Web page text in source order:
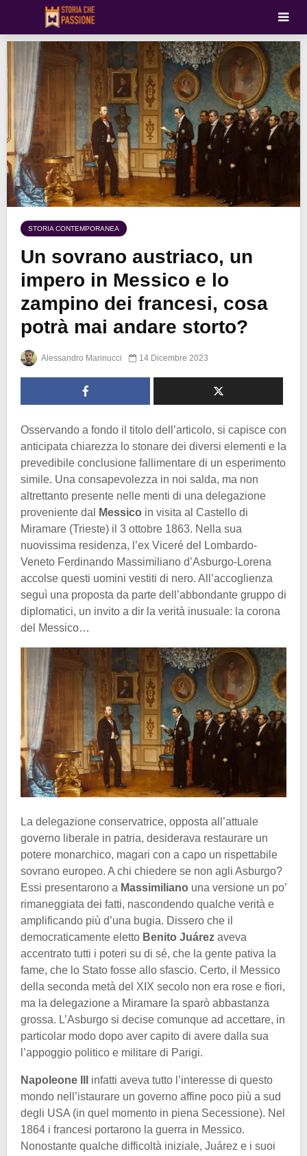
STORIA CONTEMPORANEA
Un sovrano austriaco, un
impero in Messico e lo
zampino dei francesi, cosa
potrà mai andare storto?
Alessandro Marinucci 14 Dicembre 2023
Osservando a fondo il titolo dell’articolo, si capisce con
anticipata chiarezza lo stonare dei diversi elementi e la
prevedibile conclusione fallimentare di un esperimento
simile. Una consapevolezza in noi salda, ma non
altrettanto presente nelle menti di una delegazione
proveniente dal
Messico in visita al Castello di
Miramare (Trieste) il 3 ottobre 1863. Nella sua
nuovissima residenza, l’ex Viceré del Lombardo-
Veneto Ferdinando Massimiliano d’Asburgo-Lorena
accolse questi uomini vestiti di nero. All’accoglienza
seguì una proposta da parte dell’abbondante gruppo di
diplomatici, un invito a dir la verità inusuale: la corona
del Messico…
La delegazione conservatrice, opposta all’attuale
governo liberale in patria, desiderava restaurare un
potere monarchico, magari con a capo un rispettabile
sovrano europeo. A chi chiedere se non agli Asburgo?
Essi presentarono a Massimiliano una versione un po’
rimaneggiata dei fatti, nascondendo qualche verità e
amplificando più d’una bugia. Dissero che il
democraticamente eletto Benito Juárez aveva
accentrato tutti i poteri su di sé, che la gente pativa la
fame, che lo Stato fosse allo sfascio. Certo, il Messico
della seconda metà del XIX secolo non era rose e fiori,
ma la delegazione a Miramare la sparò abbastanza
grossa. L’Asburgo si decise comunque ad accettare, in
particolar modo dopo aver capito di avere dalla sua
l’appoggio politico e militare di Parigi.
Napoleone III
infatti aveva tutto l’interesse di questo
mondo nell’istaurare un governo affine poco più a sud
degli USA (in quel momento in piena Secessione). Nel
1864 i francesi portarono la guerra in Messico.
Nonostante qualche difficoltà iniziale, Juárez e i suoi